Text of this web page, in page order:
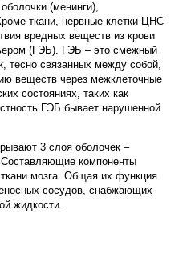
(менинги),
ткани, нервные клетки ЦНС
вредных веществ из крови
(ГЭБ). ГЭБ – это смежный
тесно связанных между собой,
веществ через межклеточные
состояниях, таких как
ГЭБ бывает нарушенной.
3 слоя оболочек –
Составляющие компоненты
мозга. Общая их функция
сосудов, снабжающих
жидкости.